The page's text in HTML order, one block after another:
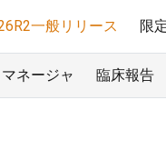
一般リリース 限
ネージャ 臨床報告